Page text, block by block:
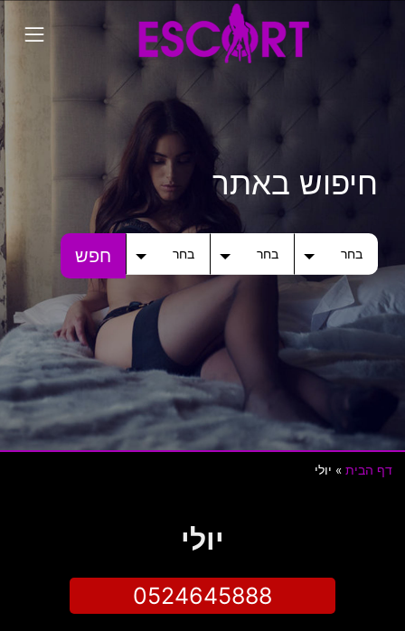
חיפוש באתר
בחר בחר בחר חפש
דף הבית» יולי
יולי
0524645888